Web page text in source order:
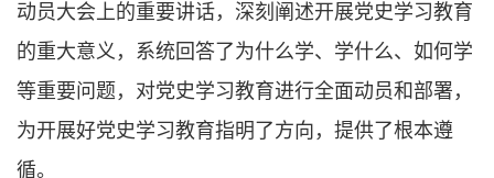
动员大会上的重要讲话，深刻阐述开展党史学习教育
的重大意义，系统回答了为什么学、学什么、如何学
等重要问题，对党史学习教育进行全面动员和部署，
为开展好党史学习教育指明了方向，提供了根本遵
循。